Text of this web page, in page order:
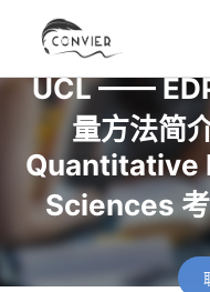
UCL ——
量方法简
Quantitative
Sciences